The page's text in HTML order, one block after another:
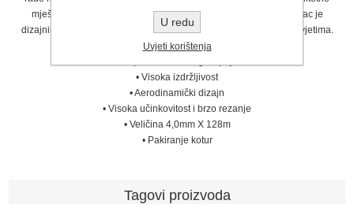
mješavine kopolimera za dodatnu čvrstoću i krutost, ovaj konopac je
dizajniran i projektiran da vam pomogne obaviti posao u teškim uvjetima.
TERRAMAX nude izvrsne karakteristike i prednosti:
• Visoka izdržljivost
• Aerodinamički dizajn
• Visoka učinkovitost i brzo rezanje
• Veličina 4,0mm X 128m
• Pakiranje kotur
Tagovi proizvoda
U redu
Uvjeti korištenja